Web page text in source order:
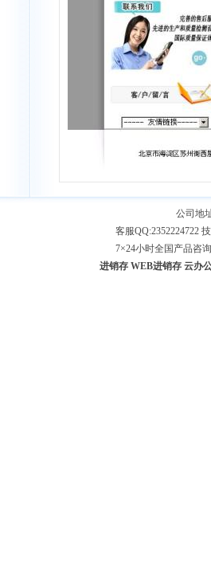
公司地
客服QQ:2352224722
7×24小时全国产品咨
进销存 WEB进销存 云办